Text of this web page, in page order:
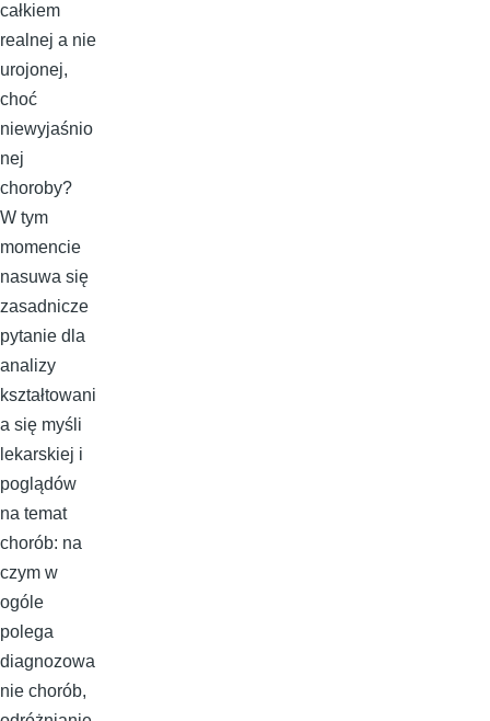
całkiem
realnej a nie
urojonej,
choć
niewyjaśnio
nej
choroby?
W tym
momencie
nasuwa się
zasadnicze
pytanie dla
analizy
kształtowani
a się myśli
lekarskiej i
poglądów
na temat
chorób: na
czym w
ogóle
polega
diagnozowa
nie chorób,